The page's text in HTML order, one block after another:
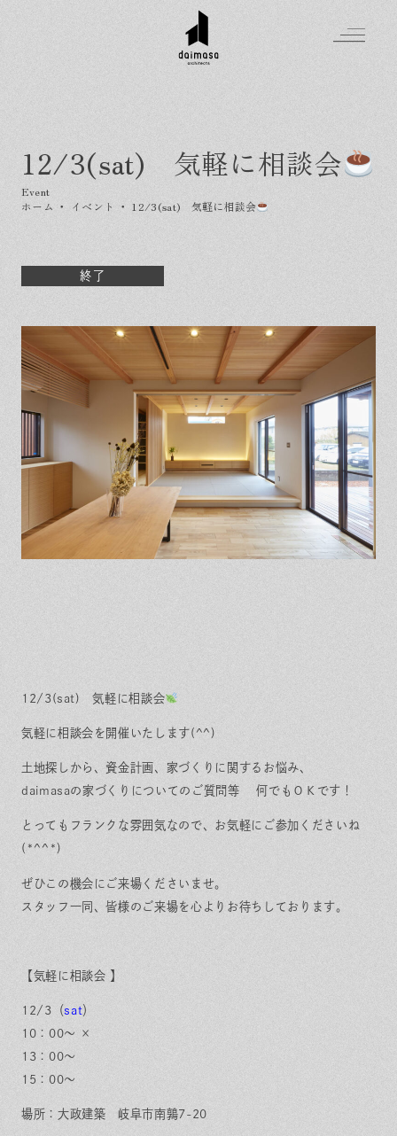
12/3(sat) 気軽に相談会
ホーム ・ イベント ・ 12/3(sat) 気軽に相談会
終了
12/3(sat) 気軽に相談会
気軽に相談会を開催いたします(^^)
土地探しから、資金計画、家づくりに関するお悩み、
daimasaの家づくりについてのご質問等 何でもＯＫです！
とってもフランクな雰囲気なので、お気軽にご参加くださいね
(*^^*)
ぜひこの機会にご来場くださいませ。
スタッフ一同、皆様のご来場を心よりお待ちしております。
【気軽に相談会 】
12/3 （sat）
10：00～ ×
13：00～
15：00～
場所：大政建築 岐阜市南鶉7-20
Greeting
はじめましての方へ
Made in DAIMASA
オーダーメイドの住まい
住まいの特性
家づくりの流れ
保証とサポート
ヒノキプロジェクト
For customer
施工実績
イベントを探す
気軽に相談会
よくある質問
お客様の声
木材辞典
Topics
イベント
会社概要
スタッフ紹介
採用情報
Contact
資料請求